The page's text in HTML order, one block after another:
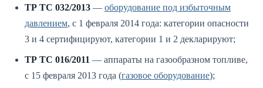
ТР ТС 032/2013 — оборудование под избыточным
давлением, с 1 февраля 2014 года: категории опасности
3 и 4 сертифицируют, категории 1 и 2 декларируют;
ТР ТС 016/2011 — аппараты на газообразном топливе,
с 15 февраля 2013 года (газовое оборудование);